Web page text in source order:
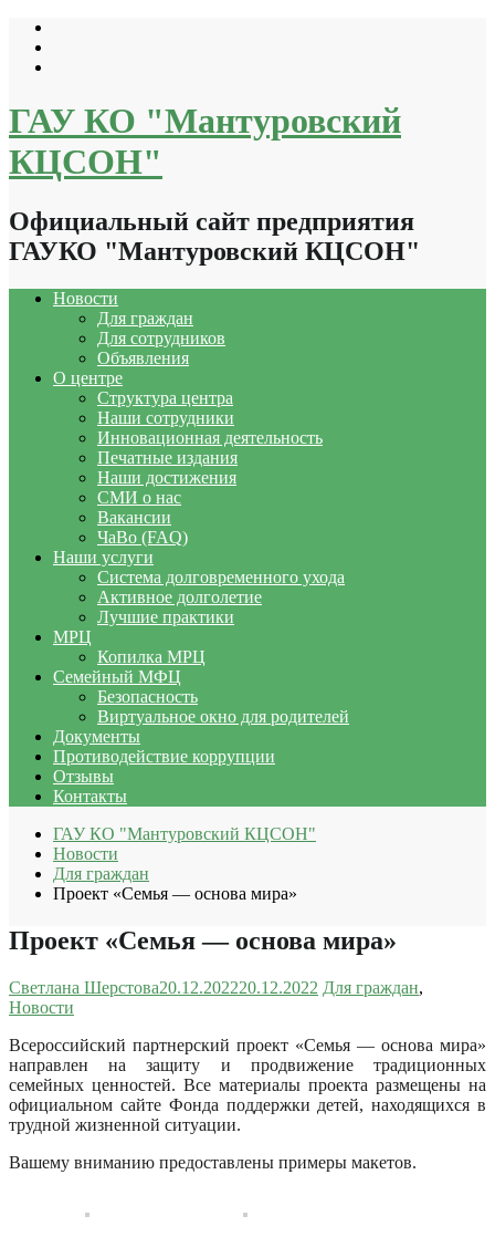
Перейти
содержимому
ГАУ КО "Мантуровский
КЦСОН"
Официальный сайт предприятия
ГАУКО "Мантуровский КЦСОН"
Новости
Для граждан
Для сотрудников
Объявления
О центре
Структура центра
Наши сотрудники
Инновационная деятельность
Печатные издания
Наши достижения
СМИ о нас
Вакансии
ЧаВо (FAQ)
Наши услуги
Система долговременного ухода
Активное долголетие
Лучшие практики
МРЦ
Копилка МРЦ
Семейный МФЦ
Безопасность
Виртуальное окно для родителей
Документы
Противодействие коррупции
Отзывы
Контакты
ГАУ КО "Мантуровский КЦСОН"
Новости
Для граждан
Проект «Семья — основа мира»
Проект «Семья — основа мира»
Светлана Шерстова20.12.202220.12.2022 Для граждан,
Новости
Всероссийский партнерский проект «Семья — основа мира»
направлен на защиту и продвижение традиционных
семейных ценностей. Все материалы проекта размещены на
официальном сайте Фонда поддержки детей, находящихся в
трудной жизненной ситуации.
Вашему вниманию предоставлены примеры макетов.